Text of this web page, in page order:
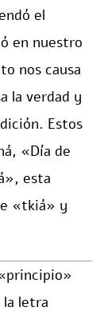
el
en nuestro
nos causa
la verdad y
Estos
«Día de
esta
«tkiá» y
letra